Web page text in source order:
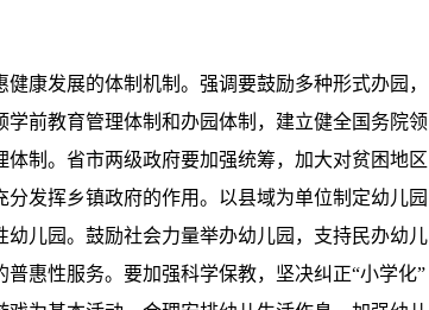
发展的体制机制。强调要鼓励多种形式办园，
前教育管理体制和办园体制，建立健全国务院领
制。省市两级政府要加强统筹，加大对贫困地区
发挥乡镇政府的作用。以县域为单位制定幼儿园
儿园。鼓励社会力量举办幼儿园，支持民办幼儿
惠性服务。要加强科学保教，坚决纠正“小学化”